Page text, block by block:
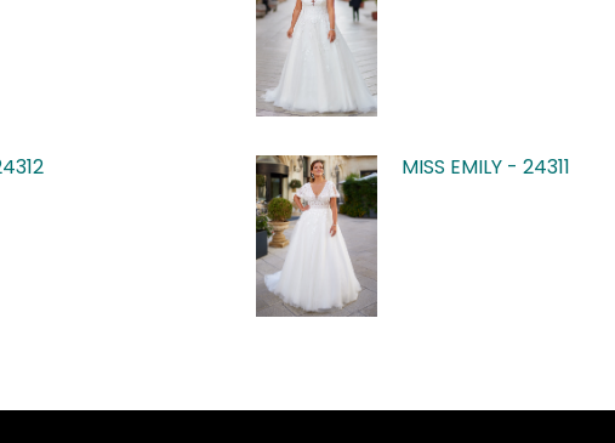
MISS EMILY - 24311